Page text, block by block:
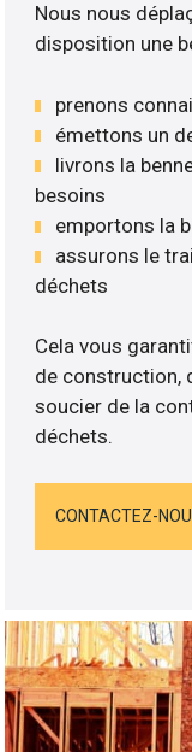
Nous nous
disposition une
prenons
émettons un
livrons la
besoins
emportons la
assurons le
déchets
Cela vous
de construction,
soucier de la
déchets.
CONTACTEZ-